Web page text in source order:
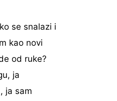
se snalazi i
kao novi
od ruke?
ja
ja sam